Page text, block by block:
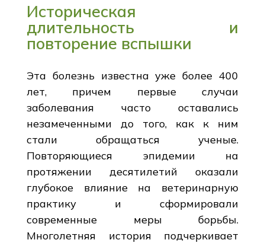
Историческая
длительность и
повторение вспышки
Эта болезнь известна уже более 400
лет, причем первые случаи
заболевания часто оставались
незамеченными до того, как к ним
стали обращаться ученые.
Повторяющиеся эпидемии на
протяжении десятилетий оказали
глубокое влияние на ветеринарную
практику и сформировали
современные меры борьбы.
Многолетняя история подчеркивает